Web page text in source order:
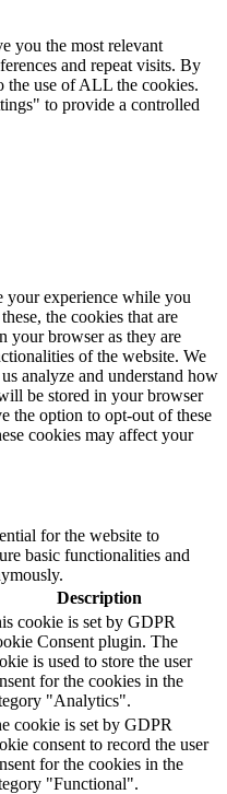
you the most relevant
and repeat visits. By
use of ALL the cookies.
to provide a controlled
your experience while you
the cookies that are
your browser as they are
of the website. We
analyze and understand how
be stored in your browser
the option to opt-out of these
cookies may affect your
for the website to
basic functionalities and
Description
cookie is set by GDPR
Consent plugin. The
is used to store the user
for the cookies in the
"Analytics".
cookie is set by GDPR
consent to record the user
for the cookies in the
"Functional".